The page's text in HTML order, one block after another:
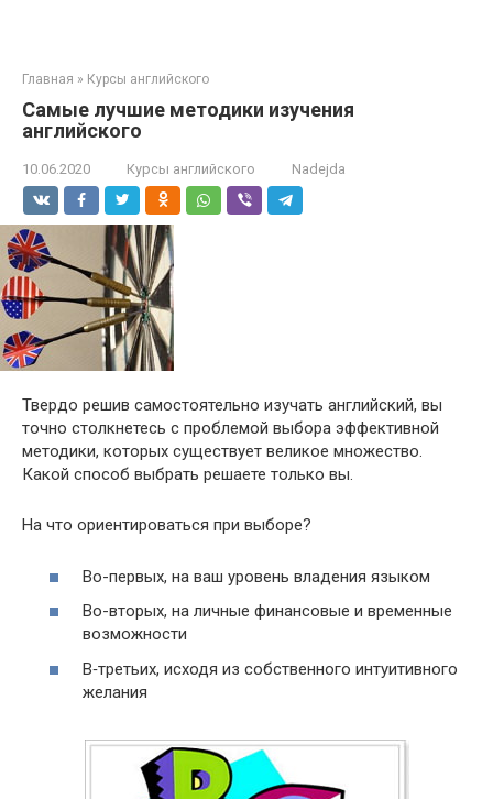
Главная » Курсы английского
Самые лучшие методики изучения
английского
10.06.2020 Курсы английского Nadejda
Твердо решив самостоятельно изучать английский, вы
точно столкнетесь с проблемой выбора эффективной
методики, которых существует великое множество.
Какой способ выбрать решаете только вы.
На что ориентироваться при выборе?
Во-первых, на ваш уровень владения языком
Во-вторых, на личные финансовые и временные
возможности
В‑третьих, исходя из собственного интуитивного
желания